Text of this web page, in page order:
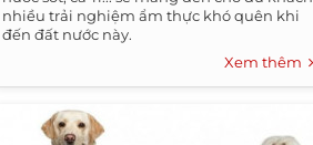
nhiều trải nghiệm ẩm thực khó quên khi
đến đất nước này.
Xem thêm